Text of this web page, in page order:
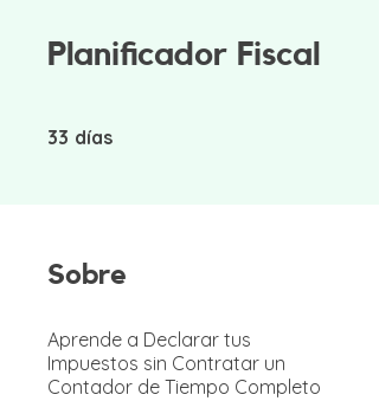
Planificador Fiscal
33 días
Sobre
Aprende a Declarar tus
Impuestos sin Contratar un
Contador de Tiempo Completo